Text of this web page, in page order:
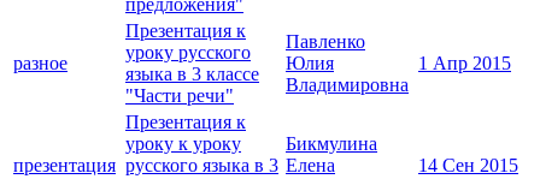
предложения"
разное
Презентация к
уроку русского
языка в 3 классе
"Части речи"
Павленко
Юлия
Владимировна
1 Апр 2015
презентация
Презентация к
уроку к уроку
русского языка в 3
Бикмулина
Елена
14 Сен 2015